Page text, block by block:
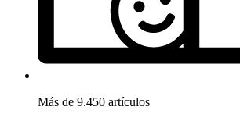
Más de 9.450 artículos